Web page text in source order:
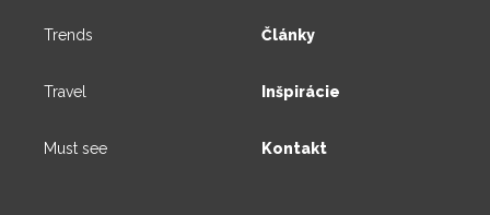
Trends
Travel
Must see
Články
Inšpirácie
Kontakt